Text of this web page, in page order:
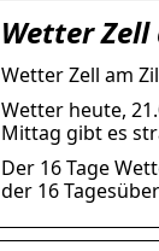
Wetter Zell
Wetter Zell am
Wetter heute,
Mittag gibt es
Der 16 Tage
der 16